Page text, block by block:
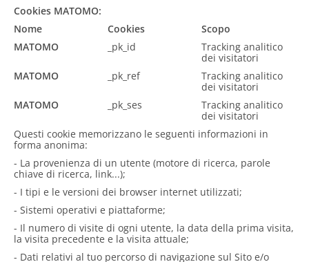
Cookies MATOMO:
Nome
Cookies
Scopo
MATOMO
_pk_id
Tracking analitico
dei visitatori
MATOMO
_pk_ref
Tracking analitico
dei visitatori
MATOMO
_pk_ses
Tracking analitico
dei visitatori
Questi cookie memorizzano le seguenti informazioni in
forma anonima:
- La provenienza di un utente (motore di ricerca, parole
chiave di ricerca, link...);
- I tipi e le versioni dei browser internet utilizzati;
- Sistemi operativi e piattaforme;
- Il numero di visite di ogni utente, la data della prima visita,
la visita precedente e la visita attuale;
- Dati relativi al tuo percorso di navigazione sul Sito e/o